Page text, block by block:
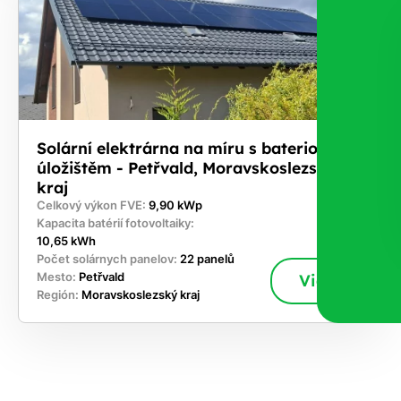
Solární elektrárna na míru s bateriovým
úložištěm - Petřvald, Moravskoslezský
kraj
Celkový výkon FVE: 9,90 kWp
Kapacita batérií fotovoltaiky:
10,65 kWh
Počet solárnych panelov: 22 panelů
Mesto: Petřvald
Región: Moravskoslezský kraj
Viac